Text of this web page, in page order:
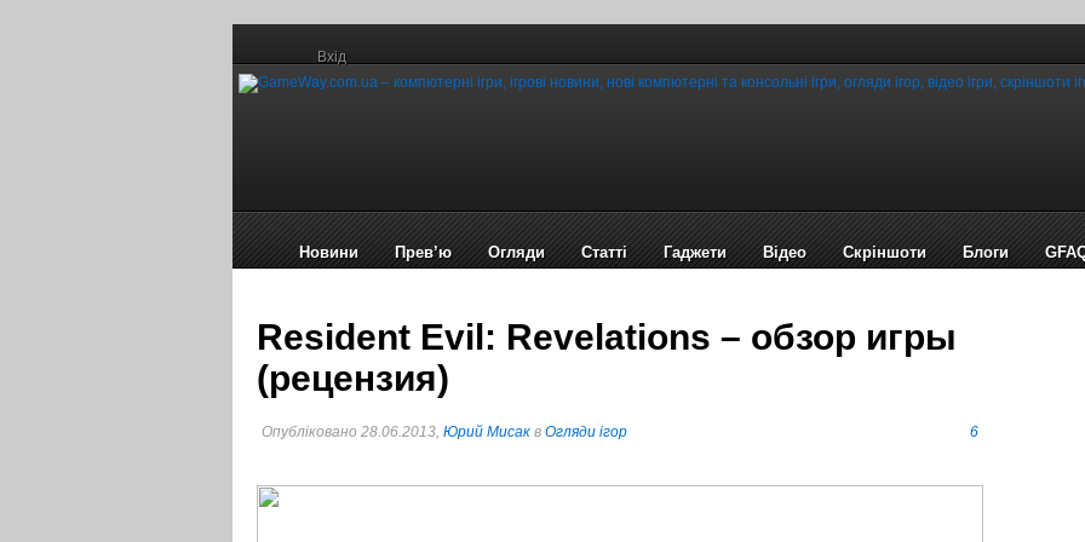
Вхід
Новини Прев’ю Огляди Статті Гаджети Відео Cкріншоти Блоги
Resident Evil: Revelations – обзор игры
(рецензия)
Опубліковано 28.06.2013, Юрий Мисак в Огляди ігор 6